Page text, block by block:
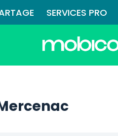
SERVICES PRO